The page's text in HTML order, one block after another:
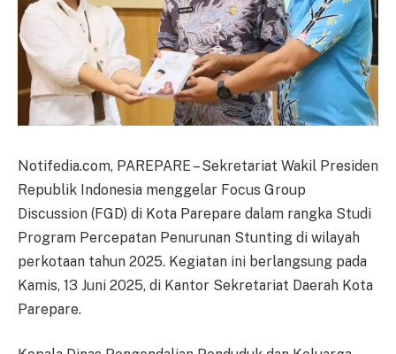
Notifedia.com, PAREPARE – Sekretariat Wakil Presiden
Republik Indonesia menggelar Focus Group
Discussion (FGD) di Kota Parepare dalam rangka Studi
Program Percepatan Penurunan Stunting di wilayah
perkotaan tahun 2025. Kegiatan ini berlangsung pada
Kamis, 13 Juni 2025, di Kantor Sekretariat Daerah Kota
Parepare.